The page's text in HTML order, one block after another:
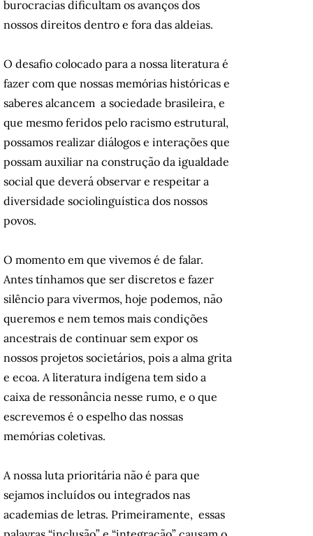
burocracias dificultam os avanços dos
nossos direitos dentro e fora das aldeias.
O desafio colocado para a nossa literatura é
fazer com que nossas memórias históricas e
saberes alcancem a sociedade brasileira, e
que mesmo feridos pelo racismo estrutural,
possamos realizar diálogos e interações que
possam auxiliar na construção da igualdade
social que deverá observar e respeitar a
diversidade sociolinguística dos nossos
povos.
O momento em que vivemos é de falar.
Antes tínhamos que ser discretos e fazer
silêncio para vivermos, hoje podemos, não
queremos e nem temos mais condições
ancestrais de continuar sem expor os
nossos projetos societários, pois a alma grita
e ecoa. A literatura indígena tem sido a
caixa de ressonância nesse rumo, e o que
escrevemos é o espelho das nossas
memórias coletivas.
A nossa luta prioritária não é para que
sejamos incluídos ou integrados nas
academias de letras. Primeiramente, essas